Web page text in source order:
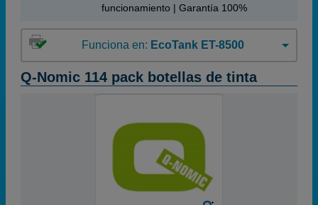
funcionamiento | Garantía 100%
Funciona en: EcoTank ET-8500
Q-Nomic 114 pack botellas de tinta